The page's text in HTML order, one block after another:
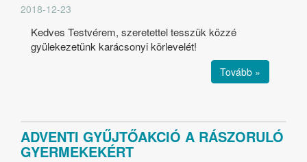
2018-12-23
Kedves Testvérem, szeretettel tesszük közzé
gyülekezetünk karácsonyi körlevelét!
Tovább »
ADVENTI GYŰJTŐAKCIÓ A RÁSZORULÓ
GYERMEKEKÉRT